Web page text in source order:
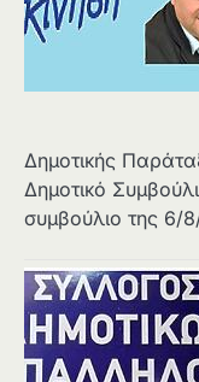
Δημοτικής
Δημοτικό
συμβούλιο της 6/